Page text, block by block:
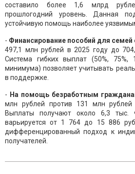
составило более 1,6 млрд
прошлогодний уровень. Данная
устойчивую помощь наиболее
- Финансирование пособий для семей
497,1 млн рублей в 2025 году до
Система гибких выплат (50%, 75%,
минимума) позволяет учитывать
в поддержке.
- На помощь безработным
млн рублей против 131 млн рублей
Выплаты получают около 6,3 тыс.
варьируется от 1 764 до 15 886
дифференцированный подход к
получателей.